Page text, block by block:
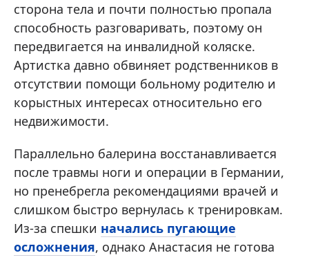
сторона тела и почти полностью пропала
способность разговаривать, поэтому он
передвигается на инвалидной коляске.
Артистка давно обвиняет родственников в
отсутствии помощи больному родителю и
корыстных интересах относительно его
недвижимости.
Параллельно балерина восстанавливается
после травмы ноги и операции в Германии,
но пренебрегла рекомендациями врачей и
слишком быстро вернулась к тренировкам.
Из-за спешки начались пугающие
осложнения, однако Анастасия не готова